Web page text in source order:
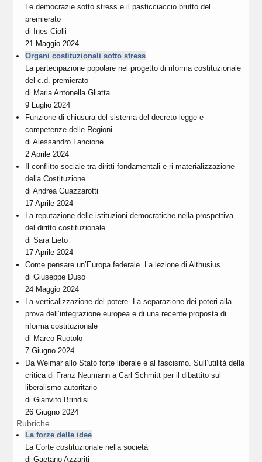
Le democrazie sotto stress e il pasticciaccio brutto del
premierato
di Ines Ciolli
21 Maggio 2024
Organi costituzionali sotto stress
La partecipazione popolare nel progetto di riforma costituzionale
del c.d. premierato
di Maria Antonella Gliatta
9 Luglio 2024
Funzione di chiusura del sistema del decreto-legge e
competenze delle Regioni
diAlessandro Lancione
2 Aprile 2024
Il conflitto sociale tra diritti fondamentali e ri-materializzazione
della Costituzione
diAndrea Guazzarotti
17 Aprile 2024
La reputazione delle istituzioni democratiche nella prospettiva
del diritto costituzionale
diSara Lieto
17 Aprile 2024
Come pensare un’Europa federale. La lezione di Althusius
diGiuseppe Duso
24 Maggio 2024
La verticalizzazione del potere. La separazione dei poteri alla
prova dell’integrazione europea e di una recente proposta di
riforma costituzionale
di Marco Ruotolo
7 Giugno 2024
Da Weimar allo Stato forte liberale e al fascismo. Sull’utilità della
critica di Franz Neumann a Carl Schmitt per il dibattito sul
liberalismo autoritario
diGianvito Brindisi
26 Giugno 2024
Rubriche
La forze delle idee
La Corte costituzionale nella società
diGaetano Azzariti